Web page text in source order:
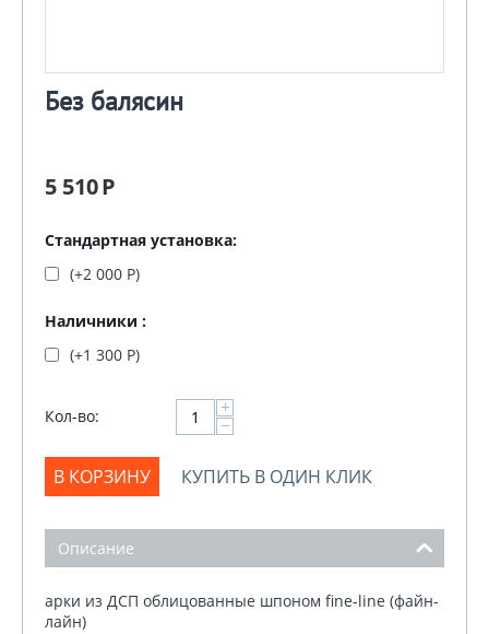
Без балясин
5 510Р
Стандартная установка:
(+2 000 Р)
Наличники :
(+1 300 Р)
Кол-во: +
−
В КОРЗИНУ КУПИТЬ В ОДИН КЛИК
Описание
арки из ДСП облицованные шпоном fine-line (файн-
лайн)